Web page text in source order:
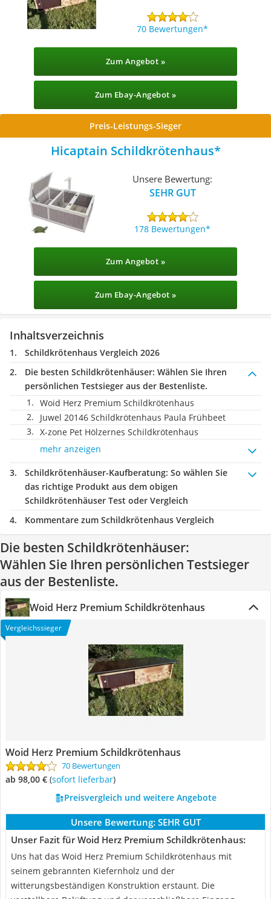
70 Bewertungen
Zum Angebot »
Zum Ebay-Angebot »
Preis-Leistungs-Sieger
Hicaptain Schildkrötenhaus
Unsere Bewertung:
SEHR GUT
178 Bewertungen
Zum Angebot »
Zum Ebay-Angebot »
Inhaltsverzeichnis
Schildkrötenhaus Vergleich 2026
Die besten Schildkrötenhäuser: Wählen Sie Ihren
persönlichen Testsieger aus der Bestenliste.
Woid Herz Premium Schildkrötenhaus
Juwel 20146 Schildkrötenhaus Paula Frühbeet
X-zone Pet Hölzernes Schildkrötenhaus
mehr anzeigen
Schildkrötenhäuser-Kaufberatung: So wählen Sie
das richtige Produkt aus dem obigen
Schildkrötenhäuser Test oder Vergleich
Kommentare zum Schildkrötenhaus Vergleich
Die besten Schildkrötenhäuser:
Wählen Sie Ihren persönlichen Testsieger
aus der Bestenliste.
Woid Herz Premium Schildkrötenhaus
Vergleichssieger
Woid Herz Premium Schildkrötenhaus
70 Bewertungen
ab 98,00 € ( Sofort lieferbar)
Preisvergleich und weitere Angebote
Unsere Bewertung: SEHR GUT
Unser Fazit für Woid Herz Premium Schildkrötenhaus:
Uns hat das Woid Herz Premium Schildkrötenhaus mit
seinem gebrannten Kiefernholz und der
witterungsbeständigen Konstruktion erstaunt. Die